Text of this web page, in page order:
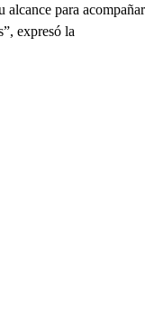
alcance para acompañar
expresó la